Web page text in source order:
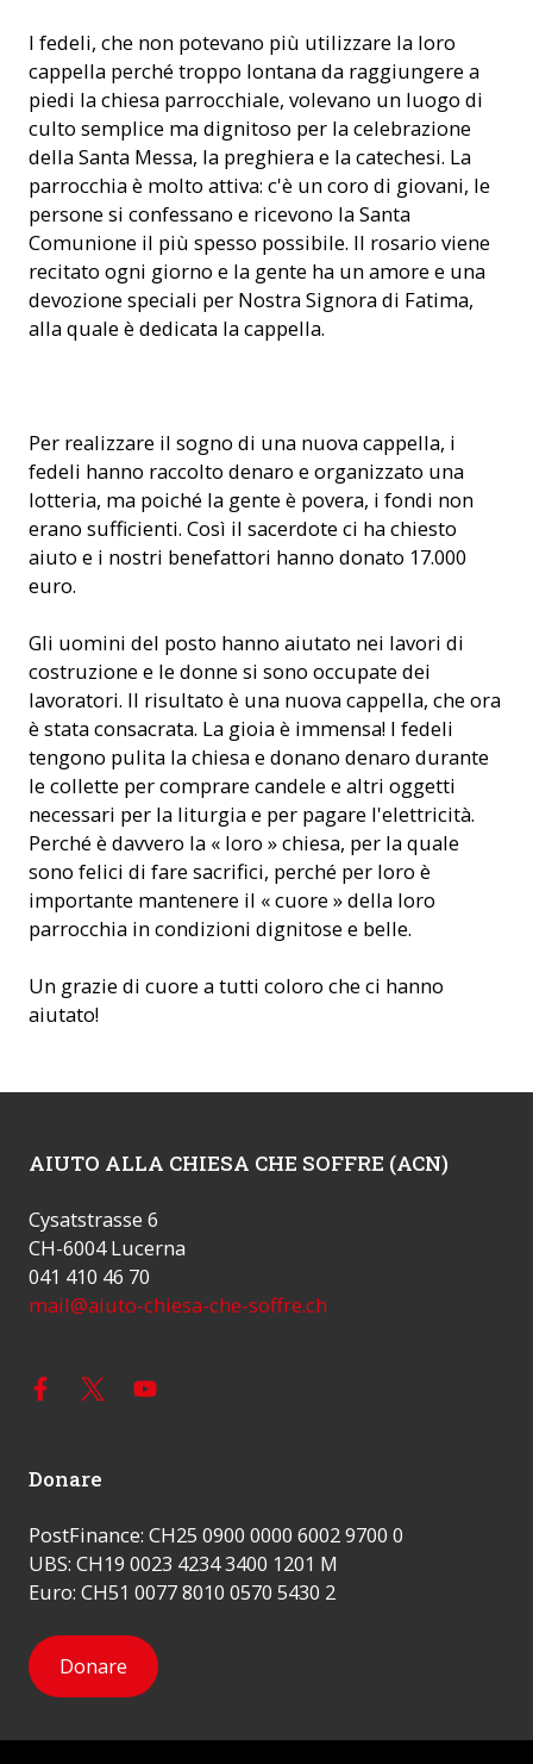
I fedeli, che non potevano più utilizzare la loro
cappella perché troppo lontana da raggiungere a
piedi la chiesa parrocchiale, volevano un luogo di
culto semplice ma dignitoso per la celebrazione
della Santa Messa, la preghiera e la catechesi. La
parrocchia è molto attiva: c'è un coro di giovani, le
persone si confessano e ricevono la Santa
Comunione il più spesso possibile. Il rosario viene
recitato ogni giorno e la gente ha un amore e una
devozione speciali per Nostra Signora di Fatima,
alla quale è dedicata la cappella.
Per realizzare il sogno di una nuova cappella, i
fedeli hanno raccolto denaro e organizzato una
lotteria, ma poiché la gente è povera, i fondi non
erano sufficienti. Così il sacerdote ci ha chiesto
aiuto e i nostri benefattori hanno donato 17.000
euro.
Gli uomini del posto hanno aiutato nei lavori di
costruzione e le donne si sono occupate dei
lavoratori. Il risultato è una nuova cappella, che ora
è stata consacrata. La gioia è immensa! I fedeli
tengono pulita la chiesa e donano denaro durante
le collette per comprare candele e altri oggetti
necessari per la liturgia e per pagare l'elettricità.
Perché è davvero la « loro » chiesa, per la quale
sono felici di fare sacrifici, perché per loro è
importante mantenere il « cuore » della loro
parrocchia in condizioni dignitose e belle.
Un grazie di cuore a tutti coloro che ci hanno
aiutato!
AIUTO ALLA CHIESA CHE SOFFRE (ACN)
Cysatstrasse 6
CH-6004 Lucerna
041 410 46 70
mail@aiuto-chiesa-che-soffre.ch
Donare
PostFinance: CH25 0900 0000 6002 9700 0
UBS: CH19 0023 4234 3400 1201 M
Euro: CH51 0077 8010 0570 5430 2
Donare